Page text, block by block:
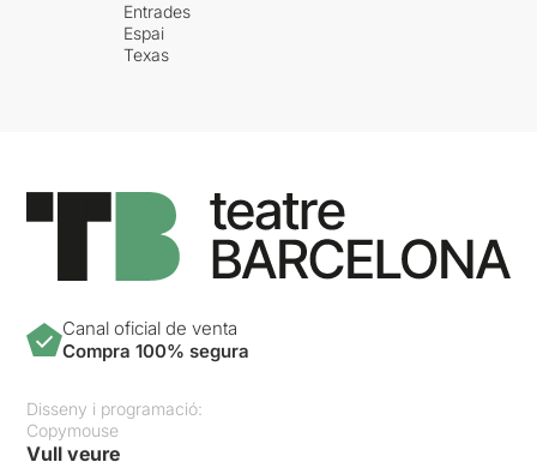
Entrades
Espai
Texas
Canal oficial de venta
Compra 100% segura
Disseny i programació:
Copymouse
Vull veure